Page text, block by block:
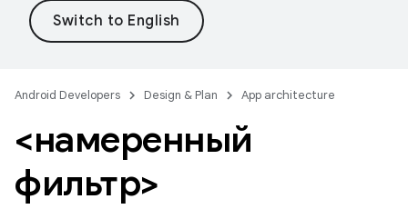
Android Developers Design & Plan App architecture
<намеренный
фильтр>